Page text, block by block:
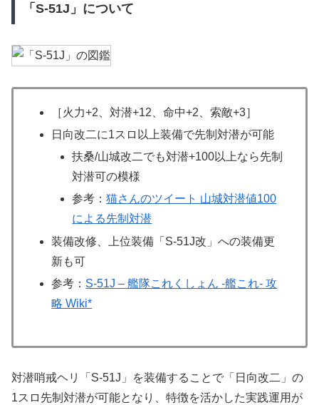
「S-51J」について
［火力+2、対潜+12、命中+2、索敵+3］
日向改二に1スロ以上装備で先制対潜が可能
扶桑/山城改二でも対潜+100以上なら先制
対潜可の模様
参考：猫さんのツイート 山城対潜値100
による先制対潜
装備改修、上位装備「S-51J改」への装備更
新も可
参考： S-51J – 艦隊これくしょん -艦これ- 攻
略 Wiki*
対潜哨戒ヘリ「S-51J」を装備することで「日向改二」の
1スロ先制対潜が可能となり、特徴を活かした実践運用が